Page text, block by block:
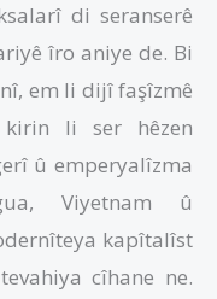
di seranserê
îro aniye de. Bi
em li dijî faşîzmê
kirin li ser hêzen
û emperyalîzma
Viyetnam û
kapîtalîst
cîhane ne.